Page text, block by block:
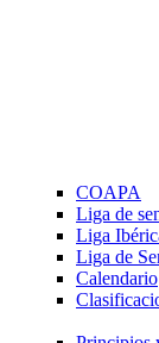
COAPA
Liga de
Liga
Liga de
Calendario